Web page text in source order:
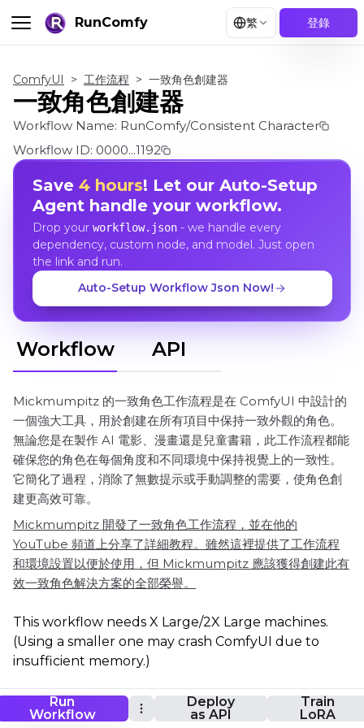
RunComfy 繁 登錄
Run
Workflow
Deploy
as API
Train
LoRA
ComfyUI > 工作流程 > 一致角色創建器
一致角色創建器
Workflow Name: RunComfy/Consistent Character
Workflow ID: 0000...1192
Save 4 hours! Let our Auto-Setup
Agent handle your workflow.
Drop your workflow.json- we handle every
dependency, custom node, and model. Just open
the link and run.
Auto-Setup Workflow Json Now!
Workflow API
Mickmumpitz 的一致角色工作流程是在 ComfyUI 中設計的
一個強大工具，用於創建在所有項目中保持一致外觀的角色。
無論您是在製作 AI 電影、漫畫還是兒童書籍，此工作流程都能
確保您的角色在每個角度和不同環境中保持視覺上的一致性。
它簡化了過程，消除了無數提示或手動調整的需要，使角色創
建更高效可靠。
Mickmumpitz 開發了一致角色工作流程，並在他的
YouTube 頻道上分享了詳細教程。雖然這裡提供了工作流程
和環境設置以便於使用，但 Mickmumpitz 應該獲得創建此有
效一致角色解決方案的全部榮譽。
This workflow needs X Large/2X Large machines.
(Using a smaller one may crash ComfyUI due to
insufficient memory.)
ComfyUI Consistent Character 工作流程